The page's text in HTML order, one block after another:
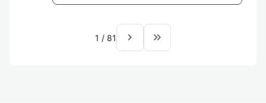
1 / 81 navigate_next keyboard_double_arrow_right